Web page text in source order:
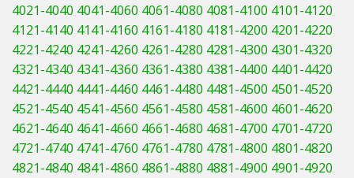
4021-4040 4041-4060 4061-4080 4081-4100 4101-4120
4121-4140 4141-4160 4161-4180 4181-4200 4201-4220
4221-4240 4241-4260 4261-4280 4281-4300 4301-4320
4321-4340 4341-4360 4361-4380 4381-4400 4401-4420
4421-4440 4441-4460 4461-4480 4481-4500 4501-4520
4521-4540 4541-4560 4561-4580 4581-4600 4601-4620
4621-4640 4641-4660 4661-4680 4681-4700 4701-4720
4721-4740 4741-4760 4761-4780 4781-4800 4801-4820
4821-4840 4841-4860 4861-4880 4881-4900 4901-4920